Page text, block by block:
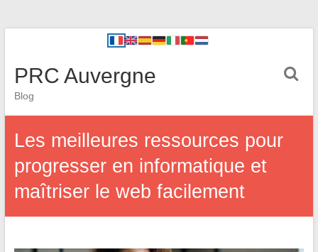
PRC Auvergne
Blog
Les meilleures ressources pour
progresser en informatique et
maîtriser le web facilement